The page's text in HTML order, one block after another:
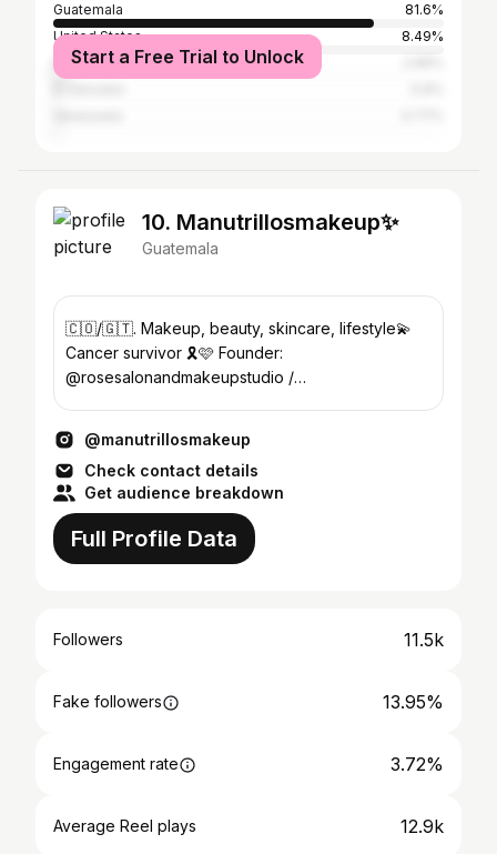
Guatemala
81.6%
United States
8.49%
Mexico
Start a Free Trial to Unlock
10. Manutrillosmakeup✨
Guatemala
🇨🇴/🇬🇹. Makeup, beauty, skincare, lifestyle💫
Cancer survivor 🎗️🩷 Founder:
@rosesalonandmakeupstudio /
@manutrillosmakeup
Check contact details
Get audience breakdown
Full Profile Data
Followers 11.5k
Fake followers 13.95%
Engagement rate 3.72%
Average Reel plays 12.9k